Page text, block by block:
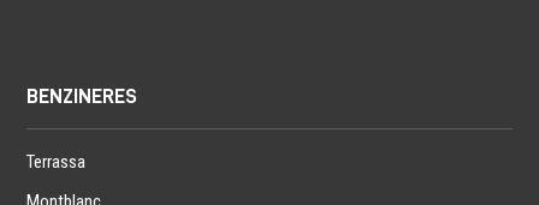
BENZINERES
Terrassa